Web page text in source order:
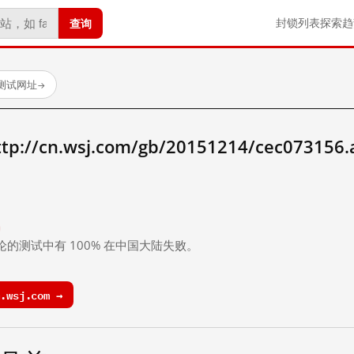
查询 封锁列表探索
试网址→
cn.wsj.com/gb/20151214/
测试中有 100% 在中国大陆失败。
→